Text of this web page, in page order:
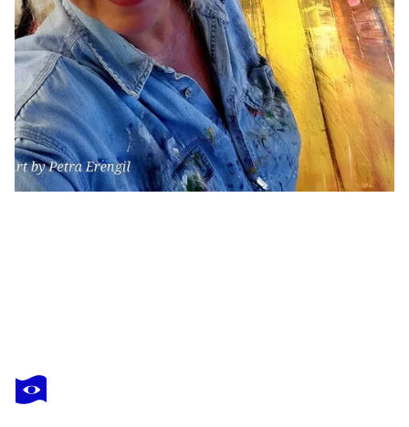
PETRA ERENGIL
Stillleben mit Zitronen